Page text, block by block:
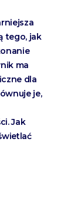
tego, jak
ma
dla
je,
Jak